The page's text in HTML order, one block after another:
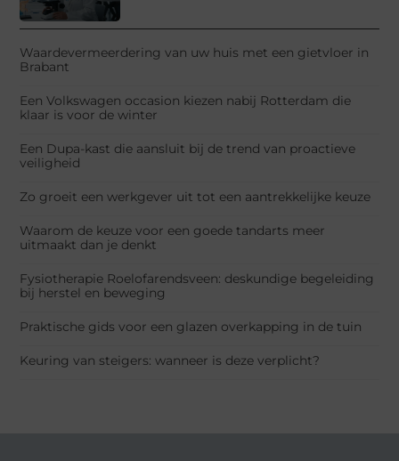
Waardevermeerdering van uw huis met een gietvloer in
Brabant
Een Volkswagen occasion kiezen nabij Rotterdam die
klaar is voor de winter
Een Dupa-kast die aansluit bij de trend van proactieve
veiligheid
Zo groeit een werkgever uit tot een aantrekkelijke keuze
Waarom de keuze voor een goede tandarts meer
uitmaakt dan je denkt
Fysiotherapie Roelofarendsveen: deskundige begeleiding
bij herstel en beweging
Praktische gids voor een glazen overkapping in de tuin
Keuring van steigers: wanneer is deze verplicht?